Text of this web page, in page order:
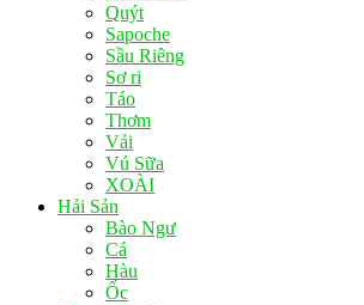
Quýt
Sapoche
Sầu Riêng
Sơ ri
Táo
Thơm
Vải
Vú Sữa
XOÀI
Hải Sản
Bào Ngư
Cá
Hàu
Ốc